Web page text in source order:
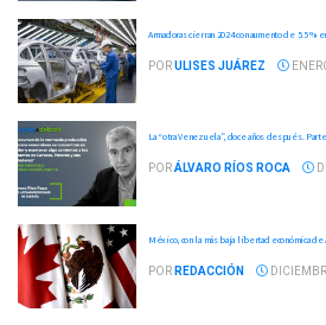
Armadoras cierran 2024 con aumento de 5.5
PORULISES JUÁREZ
La “otra Venezuela”, doce años después.
PORÁLVARO RÍOS ROCA
México, con la más baja libertad económica
POR REDACCIÓN